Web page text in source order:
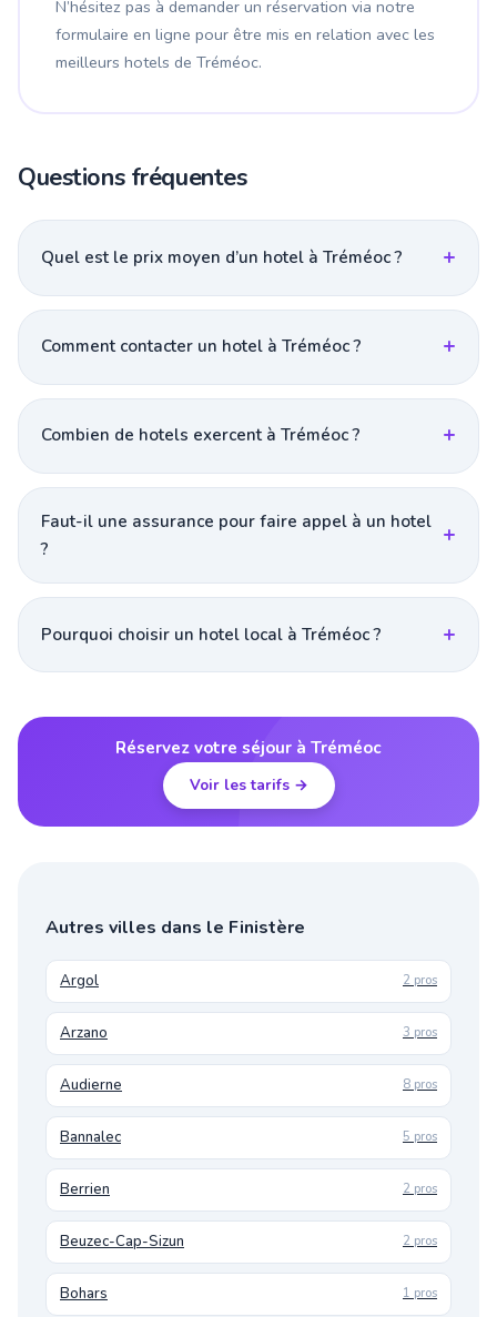
N’hésitez pas à demander un réservation via notre
formulaire en ligne pour être mis en relation avec les
meilleurs hotels de Tréméoc.
Questions fréquentes
Quel est le prix moyen d’un hotel à Tréméoc ?
Comment contacter un hotel à Tréméoc ?
Combien de hotels exercent à Tréméoc ?
Faut-il une assurance pour faire appel à un hotel
?
Pourquoi choisir un hotel local à Tréméoc ?
Réservez votre séjour à Tréméoc
Voir les tarifs →
Autres villes dans le Finistère
Argol 2 pros
Arzano 3 pros
Audierne 8 pros
Bannalec 5 pros
Berrien 2 pros
Beuzec-Cap-Sizun 2 pros
Bohars 1 pros